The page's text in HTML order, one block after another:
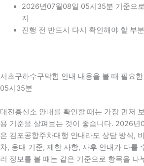
2026년07월08일 05시35분 기준으
지
진행 전 반드시 다시 확인해야 할 부
서초구하수구막힘 안내 내용을 볼 때 필요
05시35분
대전흥신소 안내를 확인할 때는 가장 먼저
용 기준을 살펴보는 것이 좋습니다. 2026
은 김포공항주차대행 안내라도 상담 방식,
차, 응대 기준, 제한 사항, 사후 안내가 다를
러 정보를 볼 때는 같은 기준으로 항목을 나